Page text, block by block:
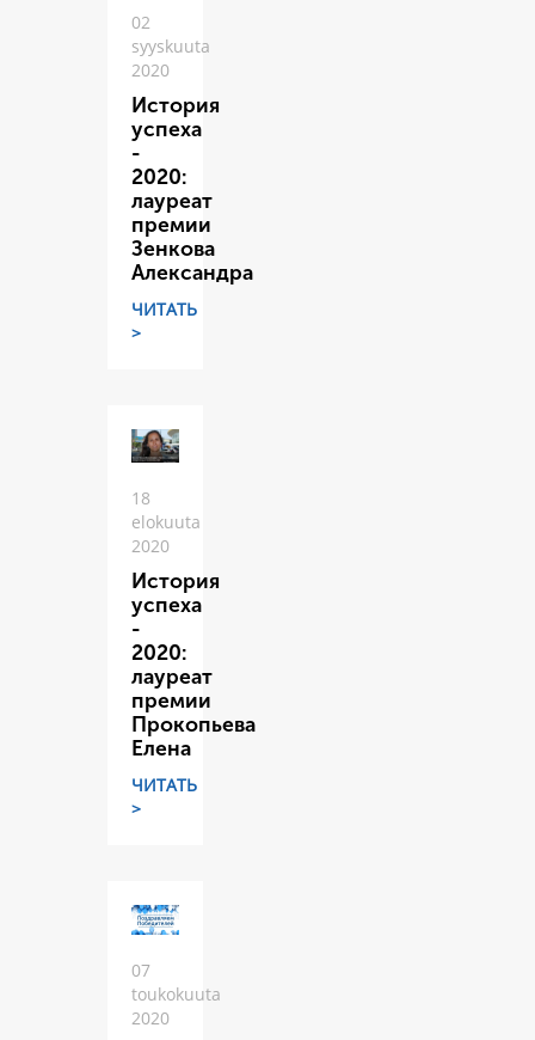
02
syyskuuta
2020
История
успеха
-
2020:
лауреат
премии
Зенкова
Александра
ЧИТАТЬ
>
18
elokuuta
2020
История
успеха
-
2020:
лауреат
премии
Прокопьева
Елена
ЧИТАТЬ
>
07
toukokuuta
2020